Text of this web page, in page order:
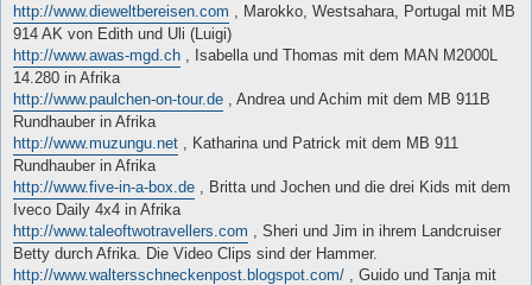
http://www.dieweltbereisen.com , Marokko, Westsahara, Portugal mit MB
914 AK von Edith und Uli (Luigi)
http://www.awas-mgd.ch , Isabella und Thomas mit dem MAN M2000L
14.280 in Afrika
http://www.paulchen-on-tour.de , Andrea und Achim mit dem MB 911B
Rundhauber in Afrika
http://www.muzungu.net , Katharina und Patrick mit dem MB 911
Rundhauber in Afrika
http://www.five-in-a-box.de , Britta und Jochen und die drei Kids mit dem
Iveco Daily 4x4 in Afrika
http://www.taleoftwotravellers.com , Sheri und Jim in ihrem Landcruiser
Betty durch Afrika. Die Video Clips sind der Hammer.
http://www.waltersschneckenpost.blogspot.com/ , Guido und Tanja mit